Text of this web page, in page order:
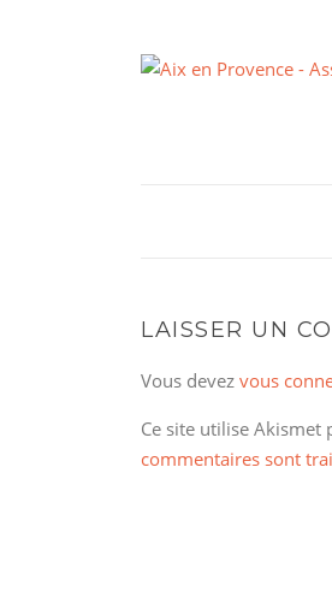
LAISSER UN
Vous devez vous
Ce site utilise Akismet
commentaires sont